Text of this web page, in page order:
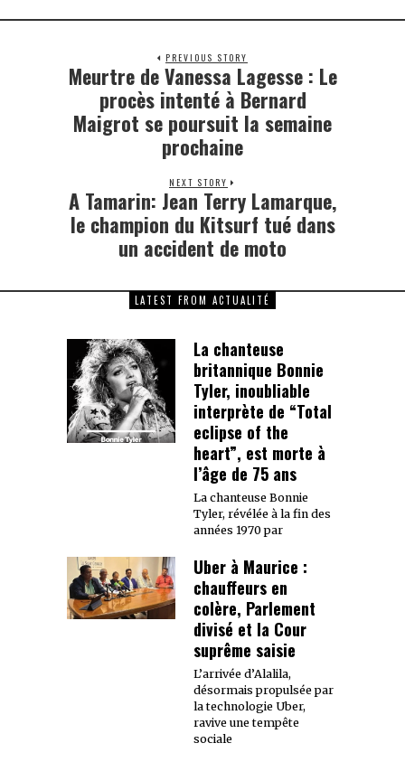
PREVIOUS STORY
Previous
post:
Meurtre de Vanessa Lagesse : Le
procès intenté à Bernard
Maigrot se poursuit la semaine
prochaine
NEXT STORY
Next
post:
A Tamarin: Jean Terry Lamarque,
le champion du Kitsurf tué dans
un accident de moto
LATEST FROM ACTUALITÉ
La chanteuse
britannique Bonnie
Tyler, inoubliable
interprète de “Total
eclipse of the
heart”, est morte à
l’âge de 75 ans
La chanteuse Bonnie
Tyler, révélée à la fin des
années 1970 par
Uber à Maurice :
chauffeurs en
colère, Parlement
divisé et la Cour
suprême saisie
L’arrivée d’Alalila,
désormais propulsée par
la technologie Uber,
ravive une tempête
sociale